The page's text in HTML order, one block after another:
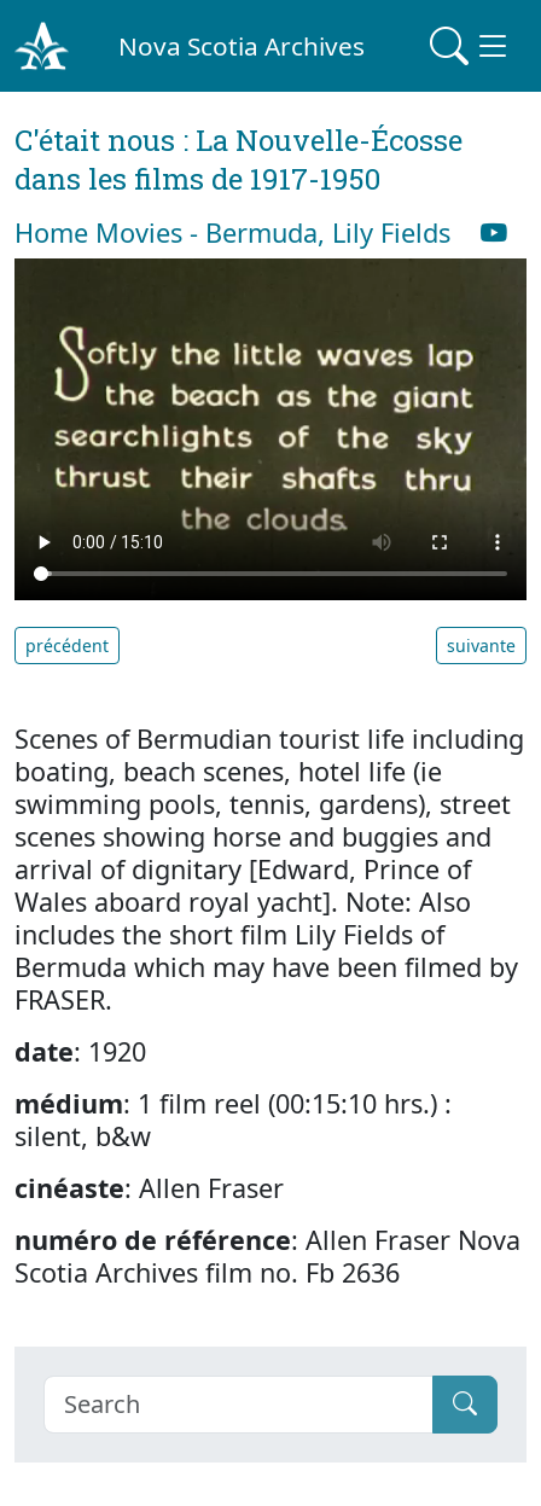
Nova Scotia Archives
C'était nous : La Nouvelle-Écosse
dans les films de 1917-1950
Home Movies - Bermuda, Lily Fields
précédent suivante
Scenes of Bermudian tourist life including
boating, beach scenes, hotel life (ie
swimming pools, tennis, gardens), street
scenes showing horse and buggies and
arrival of dignitary [Edward, Prince of
Wales aboard royal yacht]. Note: Also
includes the short film Lily Fields of
Bermuda which may have been filmed by
FRASER.
date: 1920
médium: 1 film reel (00:15:10 hrs.) :
silent, b&w
cinéaste: Allen Fraser
numéro de référence: Allen Fraser Nova
Scotia Archives film no. Fb 2636